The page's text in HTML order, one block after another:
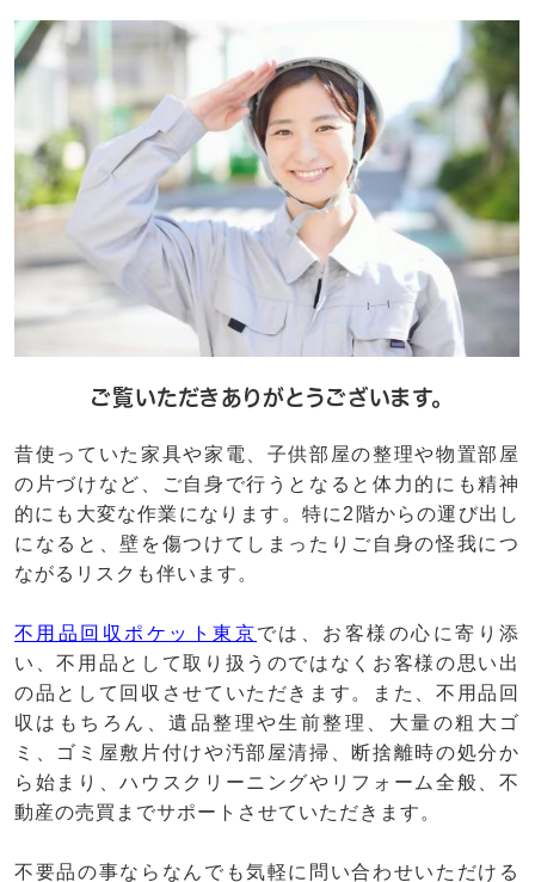
ご覧いただきありがとうございます。
昔使っていた家具や家電、子供部屋の整理や物置部屋
の片づけなど、ご自身で行うとなると体力的にも精神
的にも大変な作業になります。特に2階からの運び出し
になると、壁を傷つけてしまったりご自身の怪我につ
ながるリスクも伴います。
不用品回収ポケット東京では、お客様の心に寄り添
い、不用品として取り扱うのではなくお客様の思い出
の品として回収させていただきます。また、不用品回
収はもちろん、遺品整理や生前整理、大量の粗大ゴ
ミ、ゴミ屋敷片付けや汚部屋清掃、断捨離時の処分か
ら始まり、ハウスクリーニングやリフォーム全般、不
動産の売買までサポートさせていただきます。
不要品の事ならなんでも気軽に問い合わせいただける